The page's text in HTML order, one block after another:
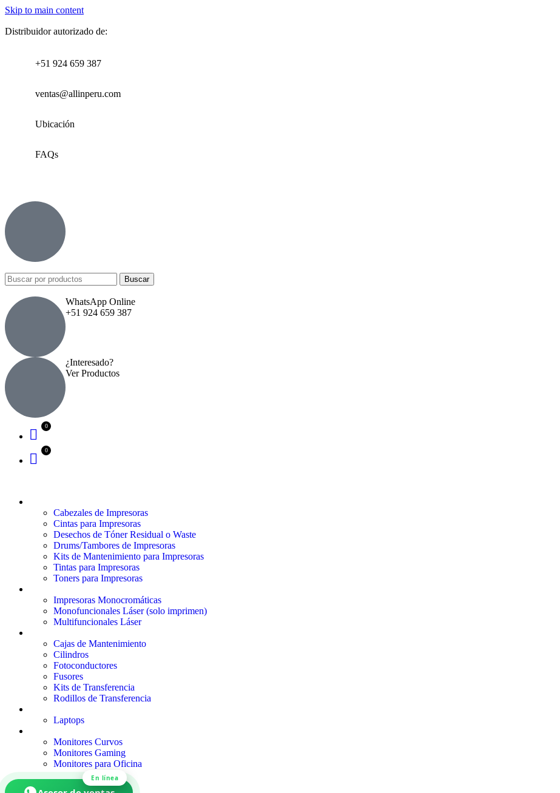
Skip to main content
Distribuidor autorizado de:
+51 924 659 387
ventas@allinperu.com
Ubicación
FAQs
Buscar
WhatsApp Online
+51 924 659 387
¿Interesado?
Ver Productos
Cabezales de Impresoras
Cintas para Impresoras
Desechos de Tóner Residual o Waste
Drums/Tambores de Impresoras
Kits de Mantenimiento para Impresoras
Tintas para Impresoras
Toners para Impresoras
Impresoras Monocromáticas
Monofuncionales Láser (solo imprimen)
Multifuncionales Láser
Cajas de Mantenimiento
Cilindros
Fotoconductores
Fusores
Kits de Transferencia
Rodillos de Transferencia
Laptops
Monitores Curvos
Monitores Gaming
Monitores para Oficina
En línea